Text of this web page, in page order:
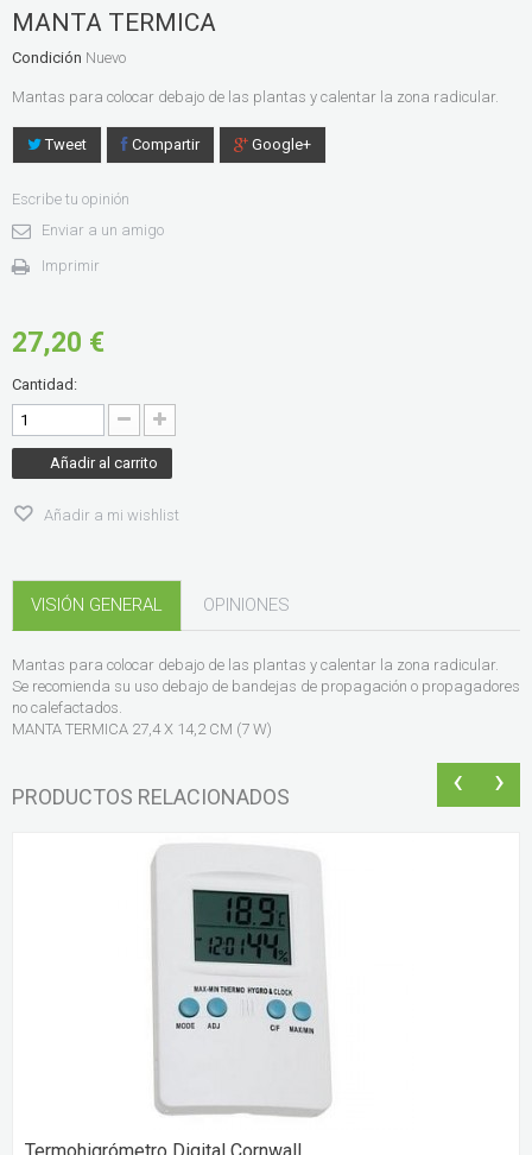
MANTA TERMICA
Condición Nuevo
Mantas para colocar debajo de las plantas y calentar la zona radicular.
Tweet Compartir Google+
Escribe tu opinión
Enviar a un amigo
Imprimir
27,20 €
Cantidad:
Añadir al carrito
Añadir a mi wishlist
VISIÓN GENERAL OPINIONES
Mantas para colocar debajo de las plantas y calentar la zona radicular.
Se recomienda su uso debajo de bandejas de propagación o propagadores
no calefactados.
MANTA TERMICA 27,4 X 14,2 CM (7 W)
PRODUCTOS RELACIONADOS ‹ ›